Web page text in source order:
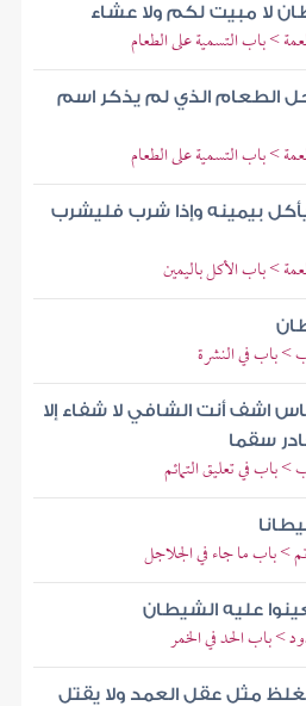
لا مبيت لكم ولا عشاء
> باب التسمية على الطعام
الطعام الذي لم يذكر اسم
> باب التسمية على الطعام
بيمينه وإذا شرب فليشرب
> باب الأكل باليمين
> باب في النشرة
اشف أنت الشافي لا شفاء إلا
سقما
باب في تعليق التمائم
> باب ما جاء في الجلاجل
عليه الشيطان
> باب الحد في الخمر
مثل عقل العمد ولا يقتل